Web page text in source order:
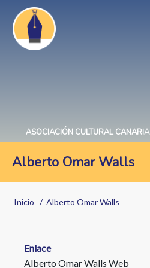
Pasar
contenido
principal
ASOCIACIÓN CULTURAL
Alberto Omar Walls
Sobrescribir
ayuda
Inicio Alberto Omar Walls
Enlace
Alberto Omar Walls Web